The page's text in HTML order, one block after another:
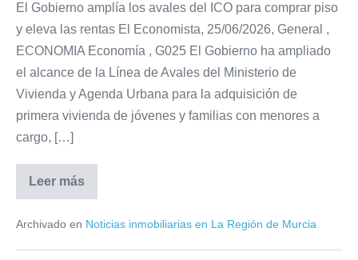
El Gobierno amplía los avales del ICO para comprar piso
y eleva las rentas El Economista, 25/06/2026, General ,
ECONOMIA Economía , G025 El Gobierno ha ampliado
el alcance de la Línea de Avales del Ministerio de
Vivienda y Agenda Urbana para la adquisición de
primera vivienda de jóvenes y familias con menores a
cargo, […]
Leer más
El
Gobierno
los
del
Archivado en Noticias inmobiliarias en La Región de Murcia